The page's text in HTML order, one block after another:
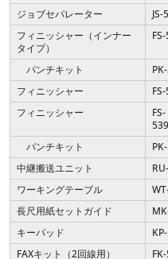
ジョブセパレーター
JS-
フィニッシャー（インナー
タイプ）
パンチキット
フィニッシャー
フィニッシャー
FS-
パンチキット
中継搬送ユニット
ワーキングテーブル
長尺用紙セットガイド
キーパッド
FAXキット（2回線用）